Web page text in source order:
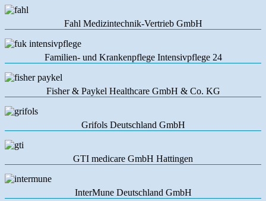
Fahl Medizintechnik-Vertrieb GmbH
Familien- und Krankenpflege Intensivpflege 24
Fisher & Paykel Healthcare GmbH & Co. KG
Grifols Deutschland GmbH
GTI medicare GmbH Hattingen
InterMune Deutschland GmbH